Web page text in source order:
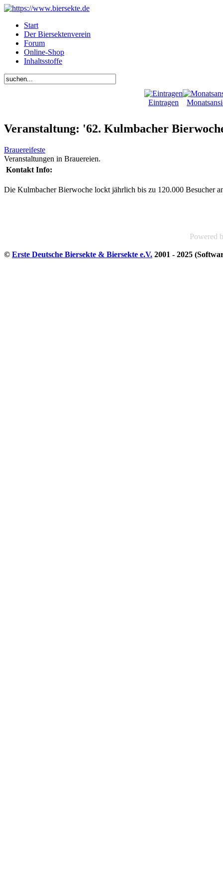
Start
Der Biersektenverein
Forum
Online-Shop
Inhaltsstoffe
Eintragen
Veranstaltung: '62. Kulmbacher
Brauereifeste
Veranstaltungen in Brauereien.
Kontakt Info:
Die Kulmbacher Bierwoche lockt jährlich bis zu 120.000 Besucher
Powered
© Erste Deutsche Biersekte & Biersekte e.V. 2001 - 2025